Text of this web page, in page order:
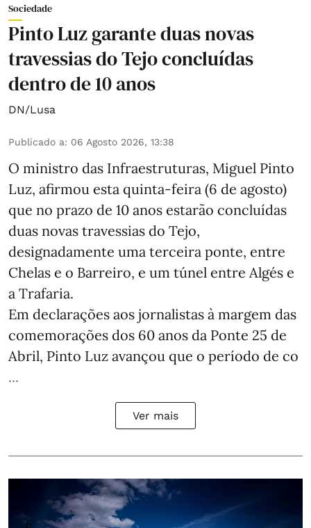
Sociedade
Pinto Luz garante duas novas
travessias do Tejo concluídas
dentro de 10 anos
DN/Lusa
Publicado a: 06 Agosto 2026, 13:38
O ministro das Infraestruturas, Miguel Pinto
Luz, afirmou esta quinta-feira (6 de agosto)
que no prazo de 10 anos estarão concluídas
duas novas travessias do Tejo,
designadamente uma terceira ponte, entre
Chelas e o Barreiro, e um túnel entre Algés e
a Trafaria.
Em declarações aos jornalistas à margem das
comemorações dos 60 anos da Ponte 25 de
Abril, Pinto Luz avançou que o período de co
...
Ver mais